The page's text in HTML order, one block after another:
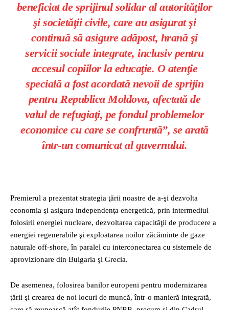
beneficiat de sprijinul solidar al autorităţilor
şi societăţii civile, care au asigurat şi
continuă să asigure adăpost, hrană şi
servicii sociale integrate, inclusiv pentru
accesul copiilor la educaţie. O atenţie
specială a fost acordată nevoii de sprijin
pentru Republica Moldova, afectată de
valul de refugiaţi, pe fondul problemelor
economice cu care se confruntă”, se arată
într-un comunicat al guvernului.
Premierul a prezentat strategia ţării noastre de a-şi dezvolta
economia şi asigura independenţa energetică, prin intermediul
folosirii energiei nucleare, dezvoltarea capacităţii de producere a
energiei regenerabile şi exploatarea noilor zăcăminte de gaze
naturale off-shore, în paralel cu interconectarea cu sistemele de
aprovizionare din Bulgaria şi Grecia.
De asemenea, folosirea banilor europeni pentru modernizarea
ţării şi crearea de noi locuri de muncă, într-o manieră integrată,